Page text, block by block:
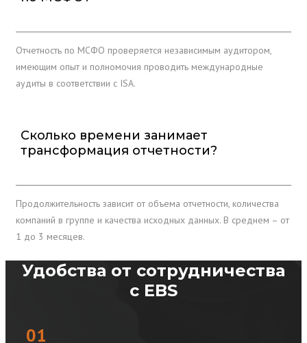
Отчетность по МСФО проверяется независимым аудитором,
имеющим опыт и полномочия проводить международные
аудиты в соответствии с ISA.
Сколько времени занимает
трансформация отчетности?
Продолжительность зависит от объема отчетности, количества
компаний в группе и качества исходных данных. В среднем – от
1 до 3 месяцев.
Удобства от сотрудничества
с EBS
01